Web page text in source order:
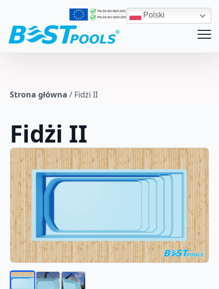
Polski
Strona główna / Fidżi II
Fidżi II